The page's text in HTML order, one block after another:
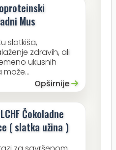
Mus
slatkiša,
zdravih, ali
ukusnih
Opširnije
Čokoladne
( slatka užina )